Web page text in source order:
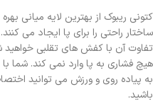
کتونی ریبوک از بهترین لایه میانی
ساختار راحتی را برای پا ایجاد می
تفاوت آن با کفش های تقلبی خواهید
هیچ فشاری به پا وارد نمی کند. شما
به پیاده روی و ورزش می توانید
باشید.